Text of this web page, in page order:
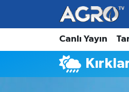
Canlı Yayın
Hava Durumu
Trafik Durumu